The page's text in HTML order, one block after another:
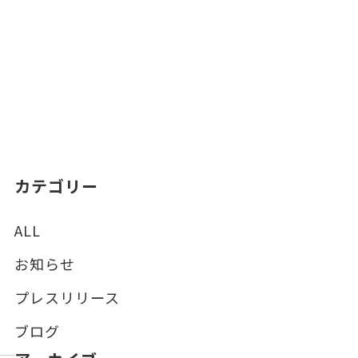
カテゴリー
ALL
お知らせ
プレスリリース
ブログ